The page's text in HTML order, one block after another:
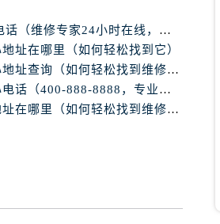
）
约）
约）
斯大厦）23层2326室（需提前预约）
北京市BRM手表维修中心电话（维修专家24小时在线，服务周到）
址在哪里（如何轻松找到它）
上海市爱其华手表维修中心地址查询（如何轻松找到维修点）
南京市劳特莱手表维修中心电话（400-888-8888，专业维修，值得信赖）
南京市宝珀手表维修中心地址在哪里（如何轻松找到维修点）